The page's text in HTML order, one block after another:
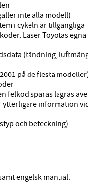
inte alla modell)
i cykeln är tillgängliga
Läser Toyotas
(tändning,
på de flesta modeller)
felkod sparas lagras
ytterligare information
och beteckning)
engelsk manual.